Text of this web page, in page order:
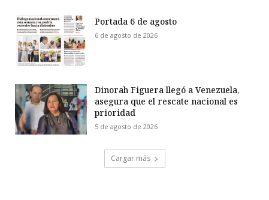
Portada 6 de agosto
6 de agosto de 2026
Dinorah Figuera llegó a Venezuela,
asegura que el rescate nacional es
prioridad
5 de agosto de 2026
Cargar más